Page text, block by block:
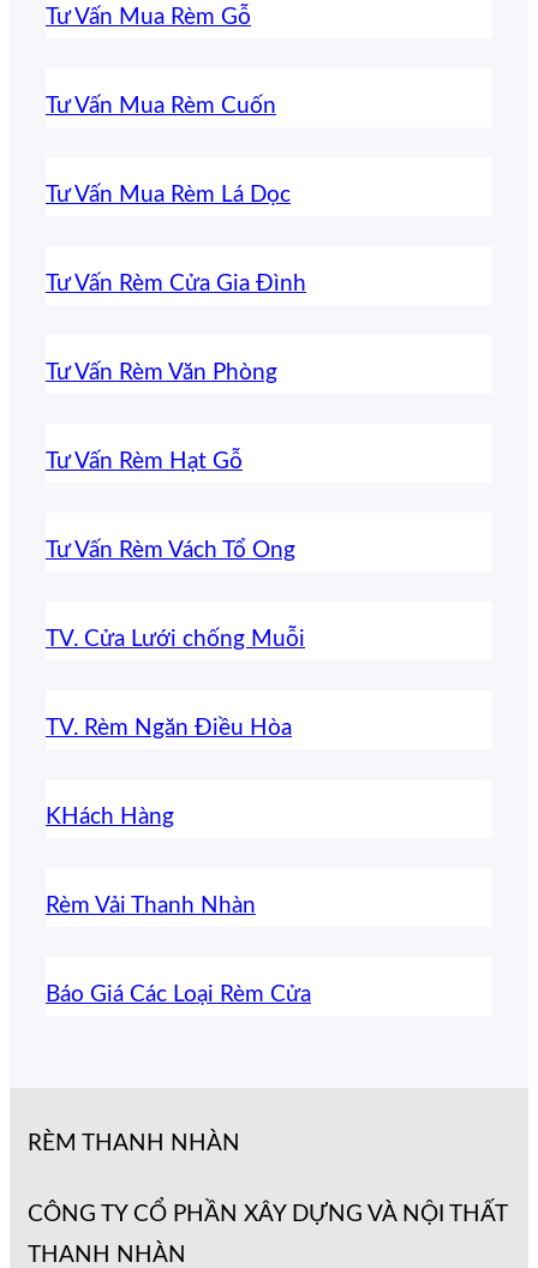
Tư Vấn Mua Rèm Gỗ
Tư Vấn Mua Rèm Cuốn
Tư Vấn Mua Rèm Lá Dọc
Tư Vấn Rèm Cửa Gia Đình
Tư Vấn Rèm Văn Phòng
Tư Vấn Rèm Hạt Gỗ
Tư Vấn Rèm Vách Tổ Ong
TV. Cửa Lưới chống Muỗi
TV. Rèm Ngăn Điều Hòa
KHách Hàng
Rèm Vải Thanh Nhàn
Báo Giá Các Loại Rèm Cửa
RÈM THANH NHÀN
CÔNG TY CỔ PHẦN XÂY DỰNG VÀ NỘI THẤT
THANH NHÀN